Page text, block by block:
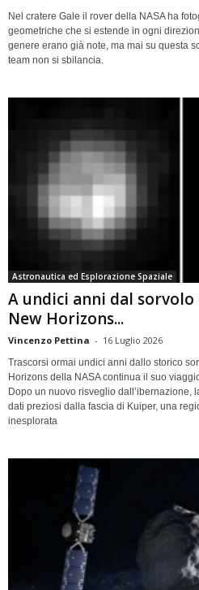
Nel cratere Gale il rover della NASA ha
geometriche che si estende in ogni
genere erano già note, ma mai su questa
team non si sbilancia.
Astronautica ed Esplorazione Spaziale
A undici anni dal
New Horizons...
Vincenzo Pettina - 16 Luglio 2026
Trascorsi ormai undici anni dallo storico
Horizons della NASA continua il suo
Dopo un nuovo risveglio dall’ibernazione,
dati preziosi dalla fascia di Kuiper, una
inesplorata